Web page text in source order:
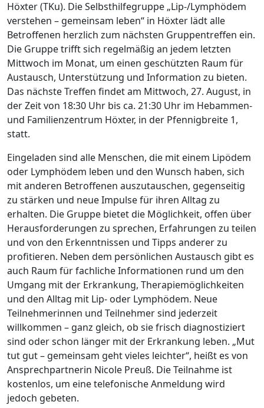
Höxter (TKu). Die Selbsthilfegruppe „Lip-/Lymphödem
verstehen – gemeinsam leben“ in Höxter lädt alle
Betroffenen herzlich zum nächsten Gruppentreffen ein.
Die Gruppe trifft sich regelmäßig an jedem letzten
Mittwoch im Monat, um einen geschützten Raum für
Austausch, Unterstützung und Information zu bieten.
Das nächste Treffen findet am Mittwoch, 27. August, in
der Zeit von 18:30 Uhr bis ca. 21:30 Uhr im Hebammen-
und Familienzentrum Höxter, in der Pfennigbreite 1,
statt.
Eingeladen sind alle Menschen, die mit einem Lipödem
oder Lymphödem leben und den Wunsch haben, sich
mit anderen Betroffenen auszutauschen, gegenseitig
zu stärken und neue Impulse für ihren Alltag zu
erhalten. Die Gruppe bietet die Möglichkeit, offen über
Herausforderungen zu sprechen, Erfahrungen zu teilen
und von den Erkenntnissen und Tipps anderer zu
profitieren. Neben dem persönlichen Austausch gibt es
auch Raum für fachliche Informationen rund um den
Umgang mit der Erkrankung, Therapiemöglichkeiten
und den Alltag mit Lip- oder Lymphödem. Neue
Teilnehmerinnen und Teilnehmer sind jederzeit
willkommen – ganz gleich, ob sie frisch diagnostiziert
sind oder schon länger mit der Erkrankung leben. „Mut
tut gut – gemeinsam geht vieles leichter“, heißt es von
Ansprechpartnerin Nicole Preuß. Die Teilnahme ist
kostenlos, um eine telefonische Anmeldung wird
jedoch gebeten.